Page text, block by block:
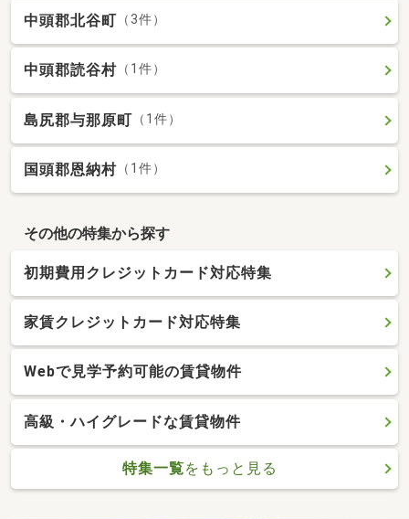
中頭郡北谷町 （3件）
中頭郡読谷村 （1件）
島尻郡与那原町 （1件）
国頭郡恩納村 （1件）
その他の特集から探す
初期費用クレジットカード対応特集
家賃クレジットカード対応特集
Webで見学予約可能の賃貸物件
高級・ハイグレードな賃貸物件
特集一覧をもっと見る